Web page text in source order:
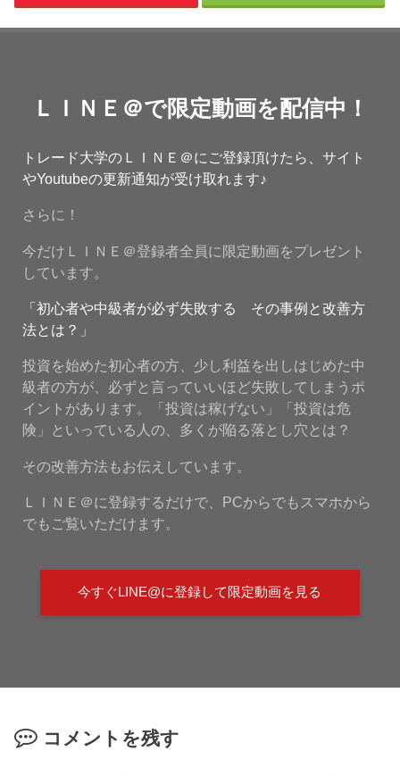
ＬＩＮＥ＠で限定動画を配信中！
トレード大学のＬＩＮＥ＠にご登録頂けたら、サイト
やYoutubeの更新通知が受け取れます♪
さらに！
今だけＬＩＮＥ＠登録者全員に限定動画をプレゼント
しています。
「初心者や中級者が必ず失敗する その事例と改善方
法とは？」
投資を始めた初心者の方、少し利益を出しはじめた中
級者の方が、必ずと言っていいほど失敗してしまうポ
イントがあります。「投資は稼げない」「投資は危
険」といっている人の、多くが陥る落とし穴とは？
その改善方法もお伝えしています。
ＬＩＮＥ＠に登録するだけで、PCからでもスマホから
でもご覧いただけます。
今すぐLINE@に登録して限定動画を見る
コメントを残す